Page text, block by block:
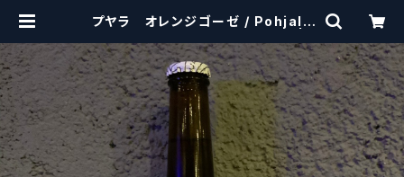
プヤラ オレンジゴーゼ / Pohjala
raftbeerscissors